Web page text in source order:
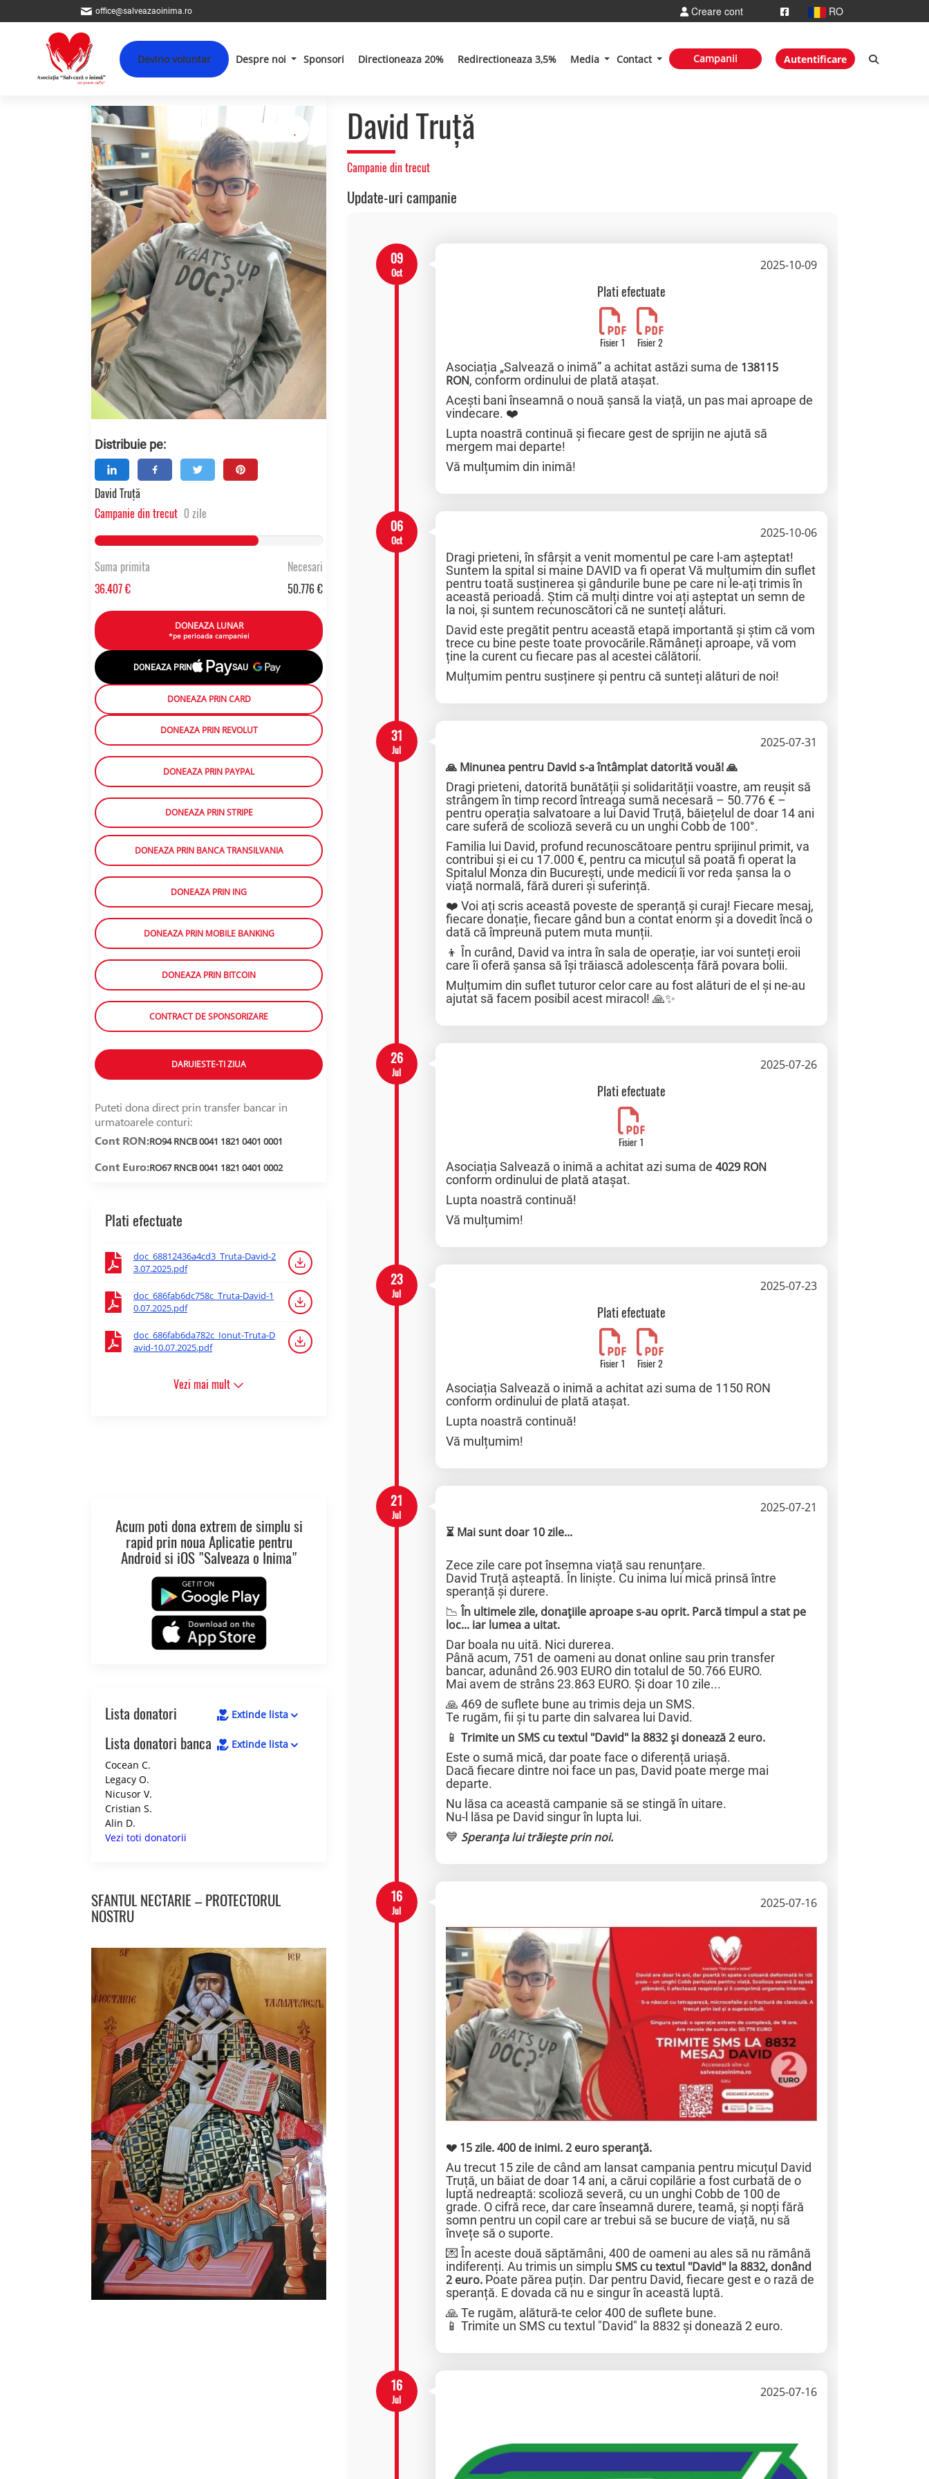
office@salveazaoinima.ro RO
Creare cont
Devino voluntar Despre noi Sponsori Directioneaza 20% Redirectioneaza 3,5% Media Contact Campanii Autentificare
Distribuie pe:
David Truță
Campanie din trecut 0 zile
71.700902000945% Complete
Suma primita
36.407 €
Necesari
50.776 €
DONEAZA LUNAR
*pe perioada campaniei
DONEAZA PRIN SAU
DONEAZA PRIN CARD
DONEAZA PRIN REVOLUT
DONEAZA PRIN PAYPAL
DONEAZA PRIN STRIPE
DONEAZA PRIN BANCA TRANSILVANIA
DONEAZA PRIN ING
DONEAZA PRIN MOBILE BANKING
DONEAZA PRIN BITCOIN
CONTRACT DE SPONSORIZARE
DARUIESTE-TI ZIUA
Puteti dona direct prin transfer bancar in
urmatoarele conturi:
Cont RON:RO94 RNCB 0041 1821 0401 0001
Cont Euro:RO67 RNCB 0041 1821 0401 0002
Plati efectuate
doc_68812436a4cd3_Truta-David-2
3.07.2025.pdf
doc_686fab6dc758c_Truta-David-1
0.07.2025.pdf
doc_686fab6da782c_Ionut-Truta-D
avid-10.07.2025.pdf
Vezi mai mult
Acum poti dona extrem de simplu si
rapid prin noua Aplicatie pentru
Android si iOS "Salveaza o Inima"
Lista donatori Extinde lista
Lista donatori banca
Extinde lista
Cocean C.
Legacy O.
Nicusor V.
Cristian S.
Alin D.
Vezi toti donatorii
SFANTUL NECTARIE – PROTECTORUL
NOSTRU
David Truță
Campanie din trecut
Update-uri campanie
09
Oct 2025-10-09
Plati efectuate
Fisier 1 Fisier 2
Asociația „Salvează o inimă” a achitat astăzi suma de 138115
RON, conform ordinului de plată atașat.
Acești bani înseamnă o nouă șansă la viață, un pas mai aproape de
vindecare. ❤️
Lupta noastră continuă și fiecare gest de sprijin ne ajută să
mergem mai departe!
Vă mulțumim din inimă!
06
Oct 2025-10-06
Dragi prieteni, în sfârșit a venit momentul pe care l-am așteptat!
Suntem la spital si maine DAVID va fi operat Vă mulțumim din suflet
pentru toată susținerea și gândurile bune pe care ni le-ați trimis în
această perioadă. Știm că mulți dintre voi ați așteptat un semn de
la noi, și suntem recunoscători că ne sunteți alături.
David este pregătit pentru această etapă importantă și știm că vom
trece cu bine peste toate provocările.Rămâneți aproape, vă vom
ține la curent cu fiecare pas al acestei călătorii.
Mulțumim pentru susținere și pentru că sunteți alături de noi!
31
Jul
2025-07-31
🙏 Minunea pentru David s-a întâmplat datorită vouă! 🙏
Dragi prieteni, datorită bunătății și solidarității voastre, am reușit să
strângem în timp record întreaga sumă necesară – 50.776 € –
pentru operația salvatoare a lui David Truță, băiețelul de doar 14 ani
care suferă de scolioză severă cu un unghi Cobb de 100°.
Familia lui David, profund recunoscătoare pentru sprijinul primit, va
contribui și ei cu 17.000 €, pentru ca micuțul să poată fi operat la
Spitalul Monza din București, unde medicii îi vor reda șansa la o
viață normală, fără dureri și suferință.
❤️ Voi ați scris această poveste de speranță și curaj! Fiecare mesaj,
fiecare donație, fiecare gând bun a contat enorm și a dovedit încă o
dată că împreună putem muta munții.
👦 În curând, David va intra în sala de operație, iar voi sunteți eroii
care îi oferă șansa să își trăiască adolescența fără povara bolii.
Mulțumim din suflet tuturor celor care au fost alături de el și ne-au
ajutat să facem posibil acest miracol! 🙏✨
26
Jul 2025-07-26
Plati efectuate
Fisier 1
Asociația Salvează o inimă a achitat azi suma de4029 RON
conform ordinului de plată atașat.
Lupta noastră continuă!
Vă mulțumim!
23
Jul 2025-07-23
Plati efectuate
Fisier 1 Fisier 2
Asociația Salvează o inimă a achitat azi suma de 1150 RON
conform ordinului de plată atașat.
Lupta noastră continuă!
Vă mulțumim!
21
Jul
2025-07-21
⏳ Mai sunt doar 10 zile...
Zece zile care pot însemna viață sau renunțare.
David Truță așteaptă. În liniște. Cu inima lui mică prinsă între
speranță și durere.
📉În ultimele zile, donațiile aproape s-au oprit. Parcă timpul a stat pe
loc... iar lumea a uitat.
Dar boala nu uită. Nici durerea.
Până acum, 751 de oameni au donat online sau prin transfer
bancar, adunând 26.903 EURO din totalul de 50.766 EURO.
Mai avem de strâns 23.863 EURO. Și doar 10 zile...
🙏 469 de suflete bune au trimis deja un SMS.
Te rugăm, fii și tu parte din salvarea lui David.
📱Trimite un SMS cu textul "David" la 8832 și donează 2 euro.
Este o sumă mică, dar poate face o diferență uriașă.
Dacă fiecare dintre noi face un pas, David poate merge mai
departe.
Nu lăsa ca această campanie să se stingă în uitare.
Nu-l lăsa pe David singur în lupta lui.
💙 Speranța lui trăiește prin noi.
16
Jul 2025-07-16
💔 15 zile. 400 de inimi. 2 euro speranță.
Au trecut 15 zile de când am lansat campania pentru micuțul David
Truță, un băiat de doar 14 ani, a cărui copilărie a fost curbată de o
luptă nedreaptă: scolioză severă, cu un unghi Cobb de 100 de
grade. O cifră rece, dar care înseamnă durere, teamă, și nopți fără
somn pentru un copil care ar trebui să se bucure de viață, nu să
învețe să o suporte.
💌 În aceste două săptămâni, 400 de oameni au ales să nu rămână
indiferenți. Au trimis un simpluSMS cu textul "David" la 8832, donând
2 euro. Poate părea puțin. Dar pentru David, fiecare gest e o rază de
speranță. E dovada că nu e singur în această luptă.
🙏 Te rugăm, alătură-te celor 400 de suflete bune.
📱 Trimite un SMS cu textul "David" la 8832 și donează 2 euro.
16
Jul 2025-07-16